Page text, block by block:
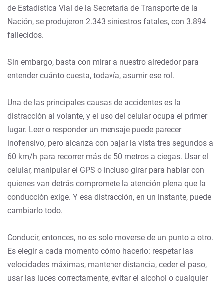
de Estadística Vial de la Secretaría de Transporte de la
Nación, se produjeron 2.343 siniestros fatales, con 3.894
fallecidos.
Sin embargo, basta con mirar a nuestro alrededor para
entender cuánto cuesta, todavía, asumir ese rol.
Una de las principales causas de accidentes es la
distracción al volante, y el uso del celular ocupa el primer
lugar. Leer o responder un mensaje puede parecer
inofensivo, pero alcanza con bajar la vista tres segundos a
60 km/h para recorrer más de 50 metros a ciegas. Usar el
celular, manipular el GPS o incluso girar para hablar con
quienes van detrás compromete la atención plena que la
conducción exige. Y esa distracción, en un instante, puede
cambiarlo todo.
Conducir, entonces, no es solo moverse de un punto a otro.
Es elegir a cada momento cómo hacerlo: respetar las
velocidades máximas, mantener distancia, ceder el paso,
usar las luces correctamente, evitar el alcohol o cualquier